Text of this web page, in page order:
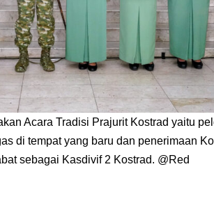
Acara Tradisi Prajurit Kostrad yaitu
di tempat yang baru dan penerimaan
sebagai Kasdivif 2 Kostrad. @Red